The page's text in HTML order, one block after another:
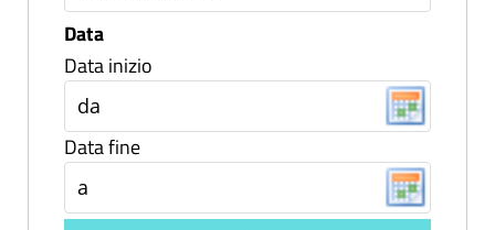
Data
Data inizio
Data fine